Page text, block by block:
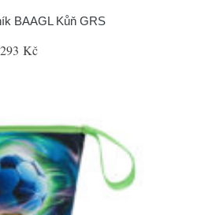
BAAGL Kůň GRS
293 Kč